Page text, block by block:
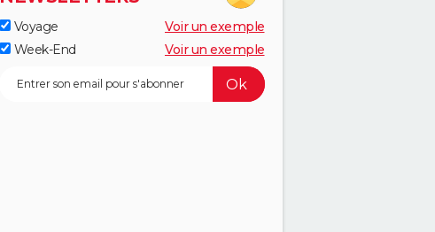
Voyage
Voir un exemple
Week-End
Voir un exemple